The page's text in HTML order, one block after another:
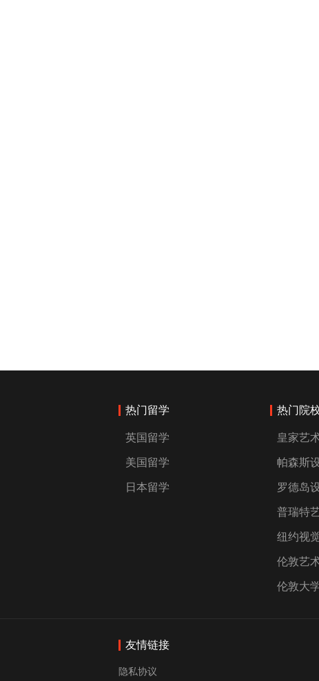
热门留学
英国留学
美国留学
日本留学
热门院
皇家艺
帕森斯
罗德岛
普瑞特
纽约视
伦敦艺
伦敦大
友情链接
隐私协议